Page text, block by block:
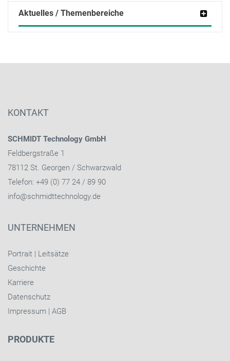
Aktuelles / Themenbereiche
KONTAKT
SCHMIDT Technology GmbH
Feldbergstraße 1
78112 St. Georgen / Schwarzwald
Telefon: +49 (0) 77 24 / 89 90
info@schmidttechnology.de
UNTERNEHMEN
Portrait | Leitsätze
Geschichte
Karriere
Datenschutz
Impressum | AGB
PRODUKTE